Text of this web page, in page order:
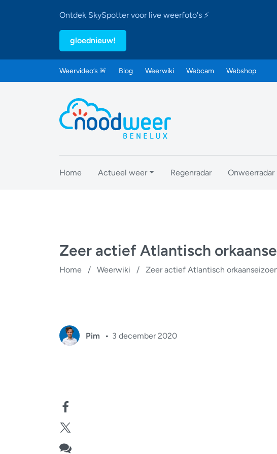
Ontdek SkySpotter voor live weerfoto's ⚡
gloednieuw!
Weervideo’s 🚨 Blog Weerwiki Webcam Webshop
Home Actueel weer Regenradar Onweerradar
Zeer actief Atlantisch
Home / Weerwiki / Zeer actief Atlantisch
Pim 3 december 2020